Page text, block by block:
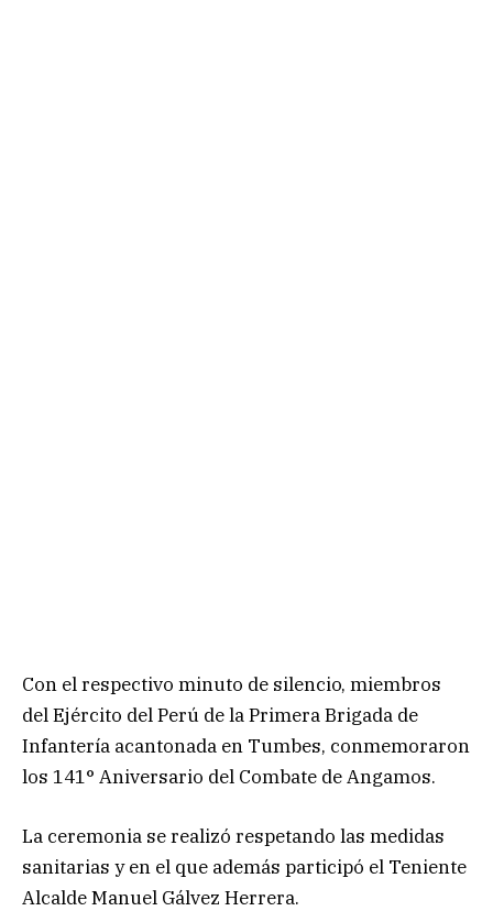
Con el respectivo minuto de silencio, miembros
del Ejército del Perú de la Primera Brigada de
Infantería acantonada en Tumbes, conmemoraron
los 141° Aniversario del Combate de Angamos.
La ceremonia se realizó respetando las medidas
sanitarias y en el que además participó el Teniente
Alcalde Manuel Gálvez Herrera.